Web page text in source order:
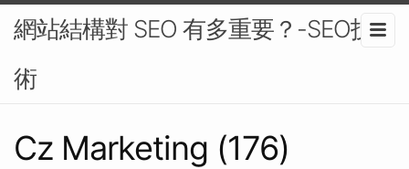
網站結構對 SEO 有多重要？-SEO技
術
Cz Marketing (176)